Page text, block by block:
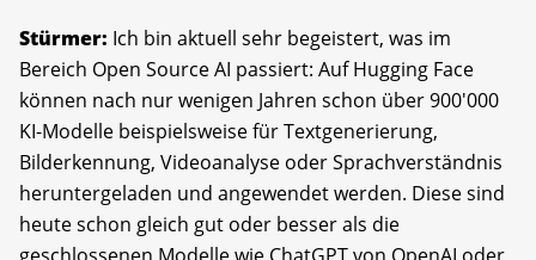
Stürmer: Ich bin aktuell sehr begeistert, was im
Bereich Open Source AI passiert: Auf Hugging Face
können nach nur wenigen Jahren schon über 900'000
KI-Modelle beispielsweise für Textgenerierung,
Bilderkennung, Videoanalyse oder Sprachverständnis
heruntergeladen und angewendet werden. Diese sind
heute schon gleich gut oder besser als die